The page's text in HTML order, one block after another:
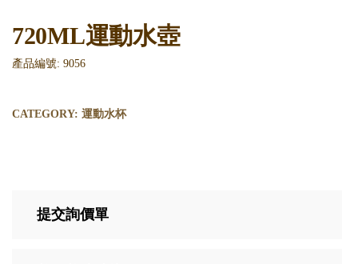
720ML運動水壺
產品編號: 9056
CATEGORY: 運動水杯
提交詢價單